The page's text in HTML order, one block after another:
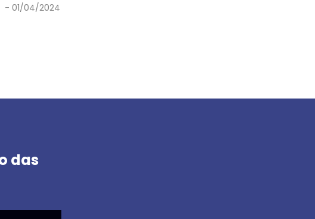
- 01/04/2024
das